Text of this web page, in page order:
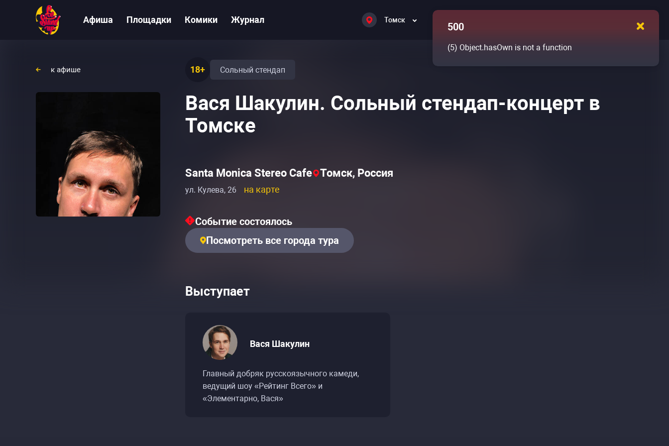
Афиша Площадки Комики Журнал Томск
к афише 18+ Сольный стендап
Вася Шакулин. Сольный стендап-концерт в
Томске
Santa Monica Stereo Cafe Томск, Россия
ул. Кулева, 26 на карте
Событие состоялось
Посмотреть все города тура
Выступает
Вася Шакулин
Главный добряк русскоязычного камеди,
ведущий шоу «Рейтинг Всего» и
«Элементарно, Вася»
500
(5) Object.hasOwn is not a function
Расписание событий «Вася Шакулин: стендап»
Расписание событий «Вася Шакулин: стендап»